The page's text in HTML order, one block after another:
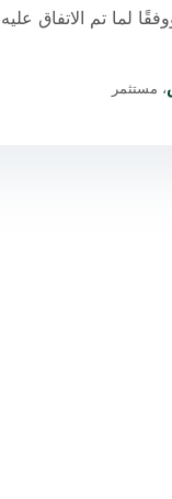
لما تم الاتفاق عليه،